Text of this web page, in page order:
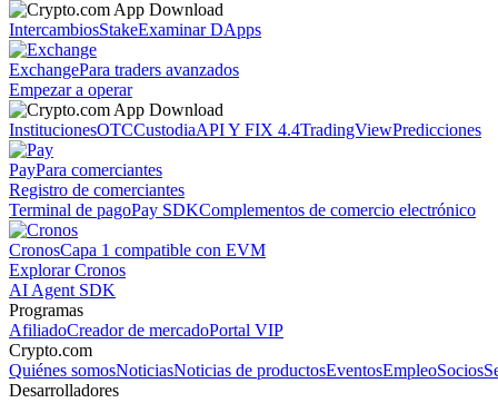
IntercambiosStakeExaminar DApps
ExchangePara traders avanzados
Empezar a operar
InstitucionesOTCCustodiaAPI Y FIX 4.4TradingViewPredicciones
PayPara comerciantes
Registro de comerciantes
Terminal de pagoPay SDKComplementos de comercio electrónico
CronosCapa 1 compatible con EVM
Explorar Cronos
AI Agent SDK
Programas
AfiliadoCreador de mercadoPortal VIP
Crypto.com
Quiénes somosNoticiasNoticias de productosEventosEmpleoSocios
Desarrolladores